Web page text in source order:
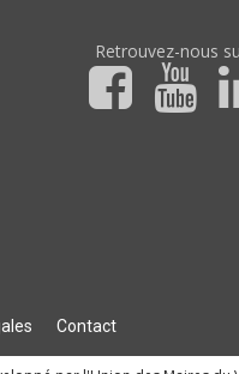
Retrouvez-nous
Contact